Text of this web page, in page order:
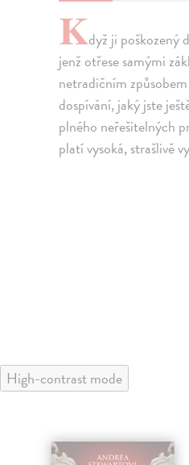
Když ji poškozený
jenž otřese samými
netradičním
dospívání, jaký jste
plného neřešitelných
platí vysoká, strašlivě
High-contrast mode